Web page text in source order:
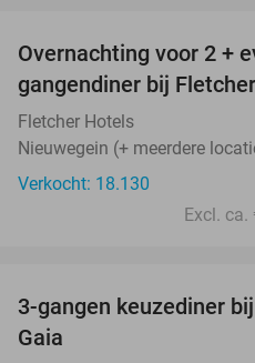
Overnachting voor 2 +
gangendiner bij
Fletcher Hotels
Nieuwegein (+ meerdere
Verkocht: 18.130
Excl.
3-gangen keuzediner
Gaia